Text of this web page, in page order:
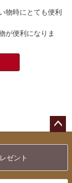
物時にとても便利
が便利になりま
へ
ゼント